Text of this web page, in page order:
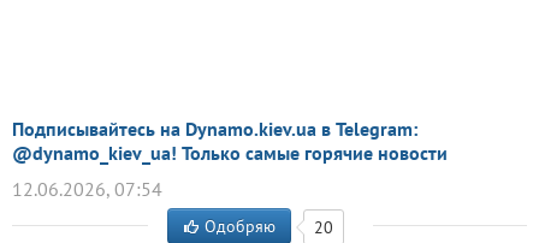
Подписывайтесь на Dynamo.kiev.ua в Telegram:
@dynamo_kiev_ua! Только самые горячие новости
12.06.2026, 07:54
Одобряю 20